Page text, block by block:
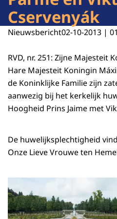
Cservenyák
Nieuwsbericht02-10-2013 |
RVD, nr. 251: Zijne Majesteit
Hare Majesteit Koningin
de Koninklijke Familie zijn
aanwezig bij het kerkelijk
Hoogheid Prins Jaime met
De huwelijksplechtigheid
Onze Lieve Vrouwe ten